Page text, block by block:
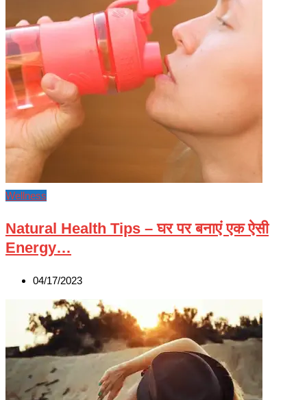
Wellness
Natural Health Tips – घर पर बनाएं एक ऐसी
Energy…
04/17/2023